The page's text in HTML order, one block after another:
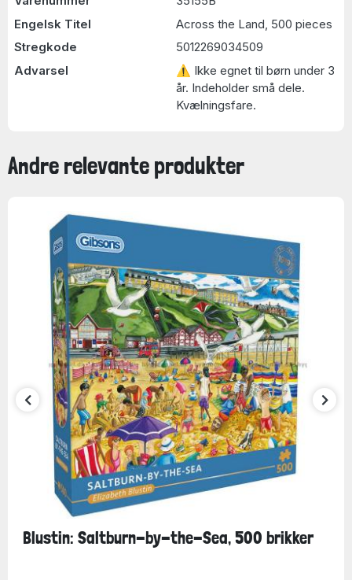
Engelsk Titel
Across the Land, 500 pieces
Stregkode
5012269034509
Advarsel
⚠ Ikke egnet til børn under 3
år. Indeholder små dele.
Kvælningsfare.
Andre relevante produkter
Blustin: Saltburn-by-the-Sea, 500 brikker